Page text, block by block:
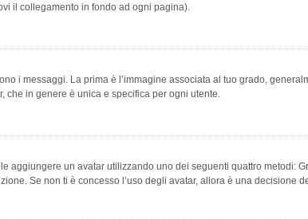
il collegamento in fondo ad ogni pagina).
i messaggi. La prima è l’immagine associata al tuo grado,
che in genere è unica e specifica per ogni utente.
aggiungere un avatar utilizzando uno dei seguenti quattro metodi:
Se non ti è concesso l’uso degli avatar, allora è una decisione